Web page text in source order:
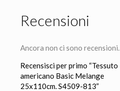
Recensioni
Ancora non ci sono recensioni.
Recensisci per primo “Tessuto
americano Basic Melange
25x110cm. S4509-813”